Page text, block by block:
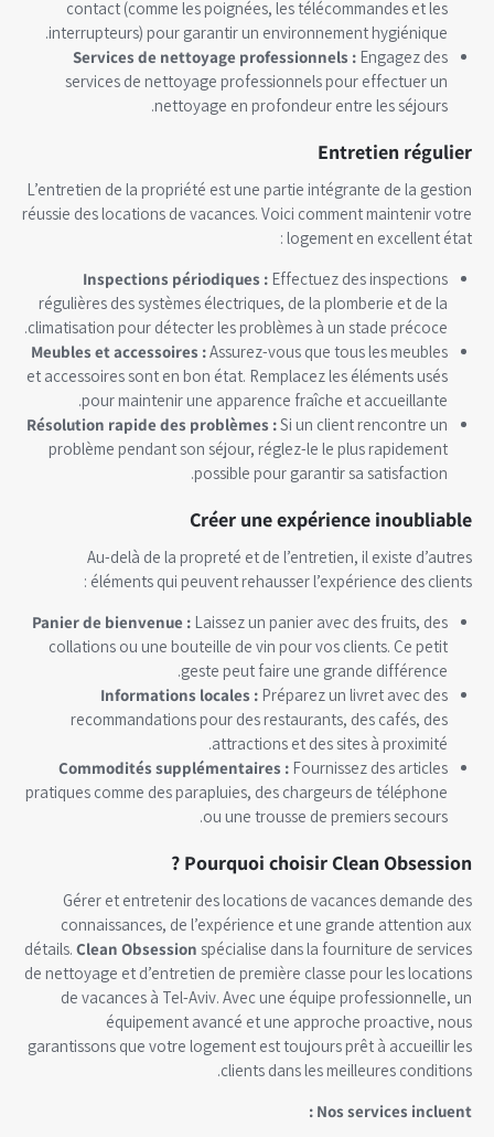
contact (comme les poignées, les télécommandes et les
interrupteurs) pour garantir un environnement hygiénique.
Services de nettoyage professionnels :Engagez des
services de nettoyage professionnels pour effectuer un
nettoyage en profondeur entre les séjours.
Entretien régulier
L’entretien de la propriété est une partie intégrante de la gestion
réussie des locations de vacances. Voici comment maintenir votre
logement en excellent état :
Inspections périodiques :Effectuez des inspections
régulières des systèmes électriques, de la plomberie et de la
climatisation pour détecter les problèmes à un stade précoce.
Meubles et accessoires :Assurez-vous que tous les meubles
et accessoires sont en bon état. Remplacez les éléments usés
pour maintenir une apparence fraîche et accueillante.
Résolution rapide des problèmes :Si un client rencontre un
problème pendant son séjour, réglez-le le plus rapidement
possible pour garantir sa satisfaction.
Créer une expérience inoubliable
Au-delà de la propreté et de l’entretien, il existe d’autres
éléments qui peuvent rehausser l’expérience des clients :
Panier de bienvenue :Laissez un panier avec des fruits, des
collations ou une bouteille de vin pour vos clients. Ce petit
geste peut faire une grande différence.
Informations locales :Préparez un livret avec des
recommandations pour des restaurants, des cafés, des
attractions et des sites à proximité.
Commodités supplémentaires :Fournissez des articles
pratiques comme des parapluies, des chargeurs de téléphone
ou une trousse de premiers secours.
Pourquoi choisir Clean Obsession ?
Gérer et entretenir des locations de vacances demande des
connaissances, de l’expérience et une grande attention aux
détails. Clean Obsession spécialise dans la fourniture de services
de nettoyage et d’entretien de première classe pour les locations
de vacances à Tel-Aviv. Avec une équipe professionnelle, un
équipement avancé et une approche proactive, nous
garantissons que votre logement est toujours prêt à accueillir les
clients dans les meilleures conditions.
Nos services incluent :